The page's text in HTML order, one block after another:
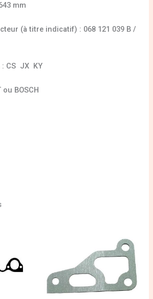
mm
(à titre indicatif) : 068 121 039 B /
: CS JX KY
ou BOSCH